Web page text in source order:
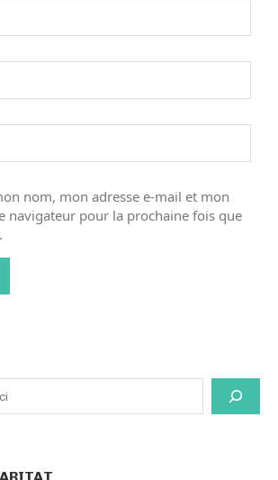
nom, mon adresse e-mail et mon
navigateur pour la prochaine fois que